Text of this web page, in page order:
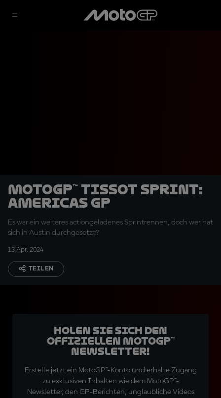
MotoGP™ Tissot Sprint:
Americas GP
Es war ein weiteres actiongeladenes Sprintrennen, doch wer hat
sich in Austin durchgesetzt?
13 Apr. 2024
TEILEN
Holen Sie sich den
offiziellen MotoGP™
Newsletter!
Erstelle jetzt ein MotoGP™-Konto und erhalte Zugang
zu exklusiven Inhalten wie dem MotoGP™-
Newsletter, den GP-Berichten, unglaubliche Videos